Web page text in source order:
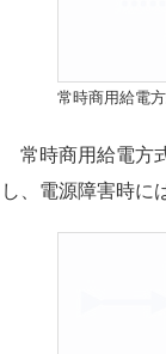
常時商用給電
常時商用給電方
し、電源障害時に